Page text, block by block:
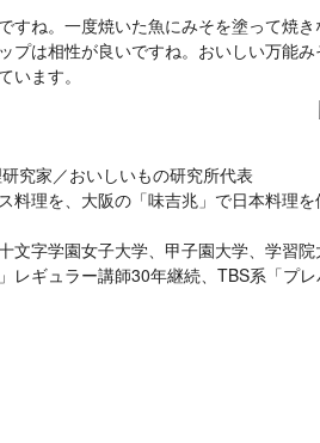
すね。一度焼いた魚にみそを塗って焼
プは相性が良いですね。おいしい万能
います。
究家／おいしいもの研究所代表
料理を、大阪の「味吉兆」で日本料理
文字学園女子大学、甲子園大学、学習
レギュラー講師30年継続、TBS系「プ